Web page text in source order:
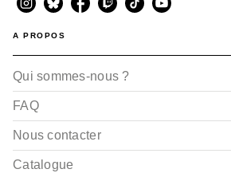
A PROPOS
Qui sommes-nous ?
FAQ
Nous contacter
Catalogue